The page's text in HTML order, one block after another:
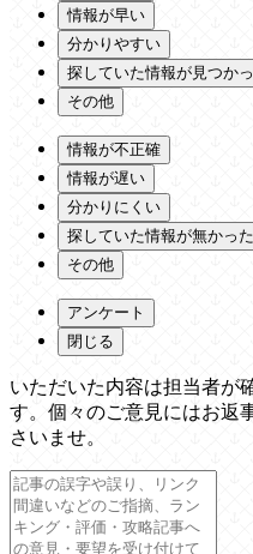
情報が早い
分かりやすい
探していた情報が見つか
その他
情報が不正確
情報が遅い
分かりにくい
探していた情報が無かった
その他
アンケート
閉じる
いただいた内容は担当者が
す。個々のご意見にはお返
さいませ。